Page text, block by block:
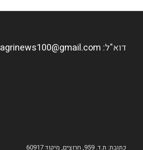
דוא"ל: agrinews100@gmail.com
כתובת: ת.ד. 959, חרוצים, מיקוד 60917